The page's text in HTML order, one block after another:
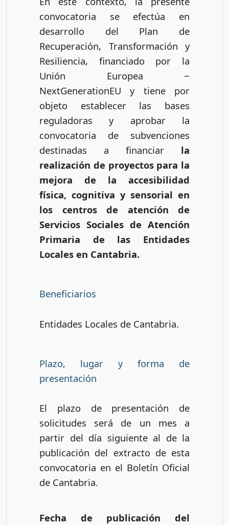
convocatoria se efectúa en
desarrollo del Plan de
Recuperación, Transformación y
Resiliencia, financiado por la
Unión Europea ‒
NextGenerationEU y tiene por
objeto establecer las bases
reguladoras y aprobar la
convocatoria de subvenciones
destinadas a financiar la
realización de proyectos para la
mejora de la accesibilidad
física, cognitiva y sensorial en
los centros de atención de
Servicios Sociales de Atención
Primaria de las Entidades
Locales en Cantabria.
Beneficiarios
Entidades Locales de Cantabria.
Plazo, lugar y forma de
presentación
El plazo de presentación de
solicitudes será de un mes a
partir del día siguiente al de la
publicación del extracto de esta
convocatoria en el Boletín Oficial
de Cantabria.
Fecha de publicación del